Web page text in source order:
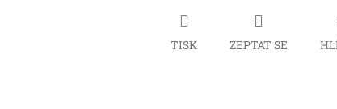
TISK ZEPTAT SE